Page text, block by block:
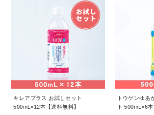
キレアプラス お試しセット
500mL×12本【送料無料】
トウゲンゆあ
ト 500mL×6